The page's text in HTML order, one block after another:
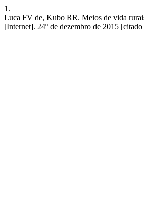
1.
Luca FV de, Kubo RR. Meios de vida
[Internet]. 24º de dezembro de 2015